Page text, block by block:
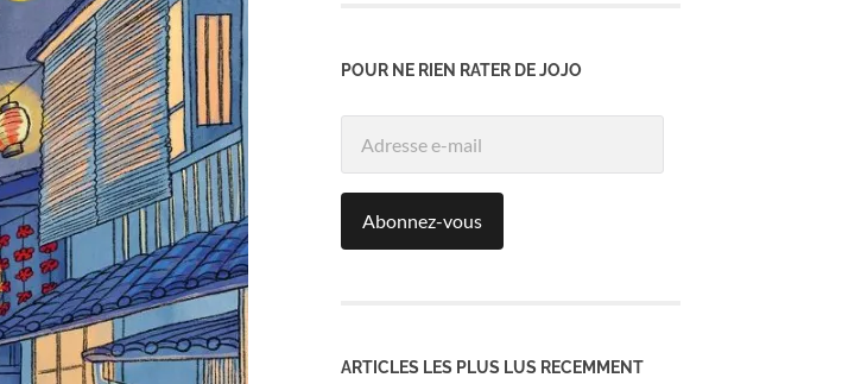
POUR NE RIEN RATER DE JOJO
Abonnez-vous
ARTICLES LES PLUS LUS RECEMMENT